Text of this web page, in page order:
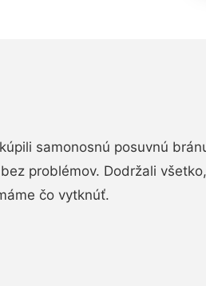
samonosnú posuvnú
problémov. Dodržali
čo vytknúť.